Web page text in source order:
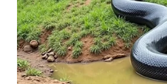
KALTIM
WN
SULSEL